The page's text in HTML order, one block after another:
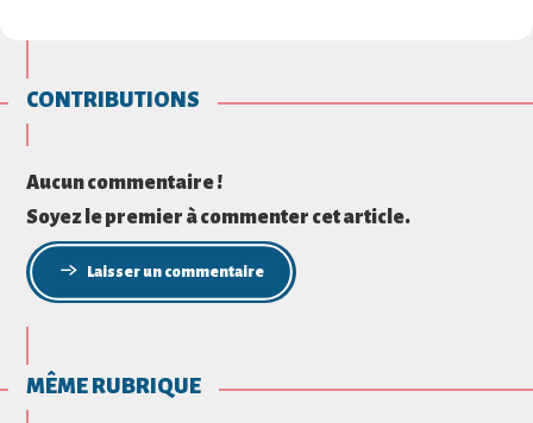
CONTRIBUTIONS
Aucun commentaire !
Soyez le premier à commenter cet article.
Laisser un commentaire
MÊME RUBRIQUE